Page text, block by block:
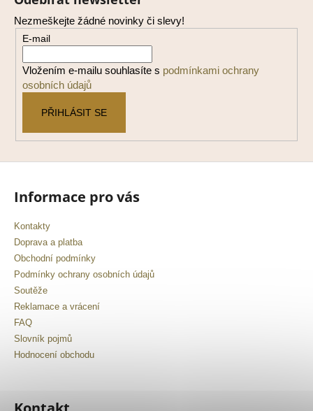
Nezmeškejte žádné novinky či slevy!
E-mail
Vložením e-mailu souhlasíte s podmínkami ochrany
osobních údajů
PŘIHLÁSIT SE
Informace pro vás
Kontakty
Doprava a platba
Obchodní podmínky
Podmínky ochrany osobních údajů
Soutěže
Reklamace a vrácení
FAQ
Slovník pojmů
Hodnocení obchodu